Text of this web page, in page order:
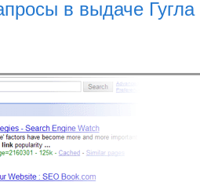
в выдаче Гугла